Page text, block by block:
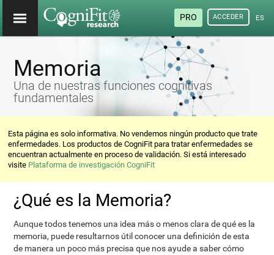
PRO ACCEDER
Memoria
Una de nuestras funciones cognitivas
fundamentales
Esta página es solo informativa. No vendemos ningún producto que trate
enfermedades. Los productos de CogniFit para tratar enfermedades se
encuentran actualmente en proceso de validación. Si está interesado
visite Plataforma de investigación CogniFit
¿Qué es la Memoria?
Aunque todos tenemos una idea más o menos clara de qué es la
memoria, puede resultarnos útil conocer una definición de esta
de manera un poco más precisa que nos ayude a saber cómo